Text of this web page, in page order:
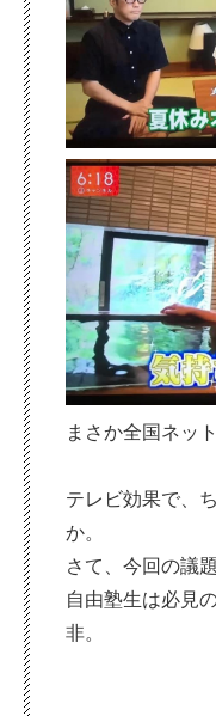
まさか全国ネッ
テレビ効果で、
か。
さて、今回の議
自由塾生は必見
非。